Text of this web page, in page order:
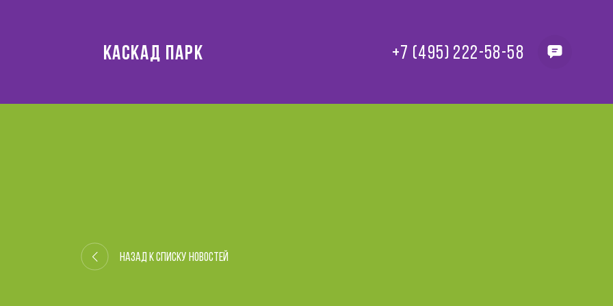
КАСКАД ПАРК +7 (495) 222-58-58
Назад к списку новостей